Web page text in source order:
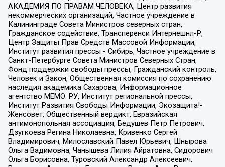
АКАДЕМИЯ ПО ПРАВАМ ЧЕЛОВЕКА, Центр развития
некоммерческих организаций, Частное учреждение в
Калининграде Совета Министров северных стран,
Гражданское содействие, Трансперенси Интернешнл-Р,
Центр Защиты Прав Средств Массовой Информации,
Институт развития прессы - Сибирь, Частное учреждение в
Санкт-Петербурге Совета Министров Северных Стран,
Фонд поддержки свободы прессы, Гражданский контроль,
Человек и Закон, Общественная комиссия по сохранению
наследия академика Сахарова, Информационное
агентство МЕМО. РУ, Институт региональной прессы,
Институт Развития Свободы Информации, Экозащита!-
Женсовет, Общественный вердикт, Евразийская
антимонопольная ассоциация, Бедушев Петр Петрович,
Дзугкоева Регина Николаевна, Кривенко Сергей
Владимирович, Милославский Павел Юрьевич, Шнырова
Ольга Вадимовна, Чанышева Лилия Айратовна, Сидорович
Ольга Борисовна, Туровский Александр Алексеевич,